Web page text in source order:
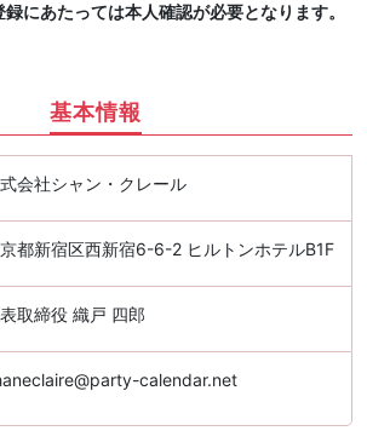
にあたっては本人確認が必要となります。
基本情報
会社シャン・クレール
都新宿区西新宿6-6-2 ヒルトンホテルB1F
取締役 織戸 四郎
calendar.net